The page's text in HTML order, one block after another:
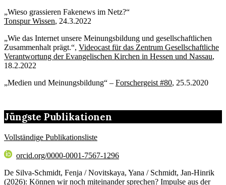
„Wieso grassieren Fakenews im Netz?“
Tonspur Wissen, 24.3.2022
„Wie das Internet unsere Meinungsbildung und gesellschaftlichen
Zusammenhalt prägt.“, Videocast für das Zentrum Gesellschaftliche
Verantwortung der Evangelischen Kirchen in Hessen und Nassau,
18.2.2022
„Medien und Meinungsbildung“ – Forschergeist #80, 25.5.2020
Jüngste Publikationen
Vollständige Publikationsliste
orcid.org/0000-0001-7567-1296
De Silva-Schmidt, Fenja / Novitskaya, Yana / Schmidt, Jan-Hinrik
(2026): Können wir noch miteinander sprechen? Impulse aus der